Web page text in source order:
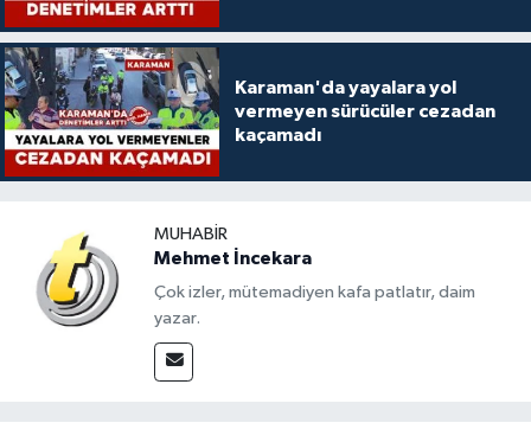
Karaman'da yayalara yol
vermeyen sürücüler cezadan
kaçamadı
MUHABIR
Mehmet İncekara
Çok izler, mütemadiyen kafa patlatır, daim
yazar.